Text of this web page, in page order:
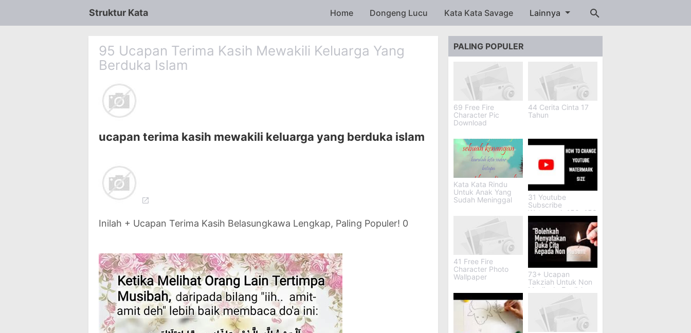
Skip to main content
Struktur Kata Home Dongeng Lucu Kata Kata Savage Lainnya
95 Ucapan Terima Kasih Mewakili Keluarga Yang
Berduka Islam
ucapan terima kasih mewakili keluarga yang berduka islam
Inilah + Ucapan Terima Kasih Belasungkawa Lengkap, Paling Populer! 0
PALING POPULER
69 Free Fire
Character Pic
Download
44 Cerita Cinta 17
Tahun
Kata Kata Rindu
Untuk Anak Yang
Sudah Meninggal
31 Youtube
Subscribe
Watermark 150x150
41 Free Fire
Character Photo
Wallpaper
73+ Ucapan
Takziah Untuk Non
Muslim In English